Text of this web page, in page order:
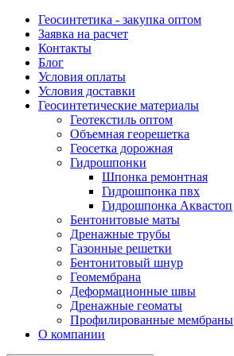
Геосинтетика - закупка оптом
Заявка на расчет
Контакты
Блог
Условия оплаты
Условия доставки
Геосинтетические материалы
Геотекстиль оптом
Объемная георешетка
Геосетка дорожная
Гидрошпонки
Шпонка ремонтная
Гидрошпонка пвх
Гидрошпонка Аквастоп
Бентонитовые маты
Дренажные трубы
Газонные решетки
Бентонитовый шнур
Геомембрана
Деформационные швы
Дренажные геоматы
Профилированные мембраны
О компании